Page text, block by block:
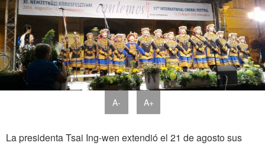
A- A+
La presidenta Tsai Ing-wen extendió el 21 de agosto sus